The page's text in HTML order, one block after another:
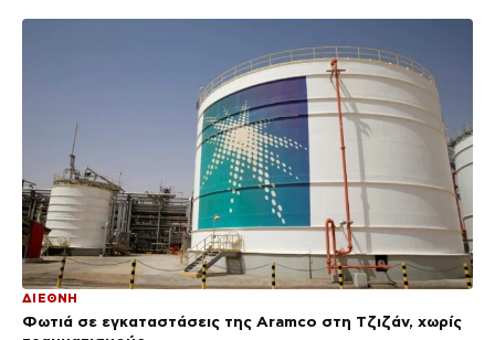
ΔΙΕΘΝΗ
Φωτιά σε εγκαταστάσεις της Aramco στη Τζιζάν, χωρίς